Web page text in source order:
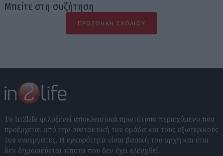
Μπείτε στη συζήτηση
ΠΡΟΣΘΉΚΗ ΣΧΟΛΊΟΥ
Το In2life φιλοξενεί αποκλειστικά πρωτότυπο περιεχόμενο που
προέρχεται από την συντακτική του ομάδα και τους εξωτερικούς
του συνεργάτες. Η εγκυρότητα είναι βασική του αρχή και έτσι
δεν δημοσιεύεται τίποτα που δεν έχει ελεγχθεί.